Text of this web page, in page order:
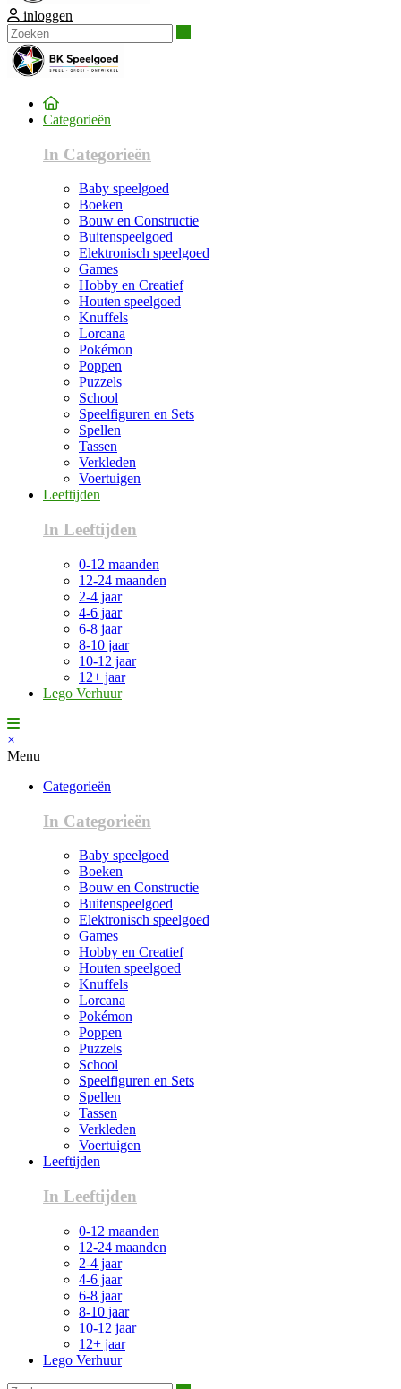
inloggen
Categorieën
In Categorieën
Baby speelgoed
Boeken
Bouw en Constructie
Buitenspeelgoed
Elektronisch speelgoed
Games
Hobby en Creatief
Houten speelgoed
Knuffels
Lorcana
Pokémon
Poppen
Puzzels
School
Speelfiguren en Sets
Spellen
Tassen
Verkleden
Voertuigen
Leeftijden
In Leeftijden
0-12 maanden
12-24 maanden
2-4 jaar
4-6 jaar
6-8 jaar
8-10 jaar
10-12 jaar
12+ jaar
Lego Verhuur
×
Menu
Categorieën
In Categorieën
Baby speelgoed
Boeken
Bouw en Constructie
Buitenspeelgoed
Elektronisch speelgoed
Games
Hobby en Creatief
Houten speelgoed
Knuffels
Lorcana
Pokémon
Poppen
Puzzels
School
Speelfiguren en Sets
Spellen
Tassen
Verkleden
Voertuigen
Leeftijden
In Leeftijden
0-12 maanden
12-24 maanden
2-4 jaar
4-6 jaar
6-8 jaar
8-10 jaar
10-12 jaar
12+ jaar
Lego Verhuur